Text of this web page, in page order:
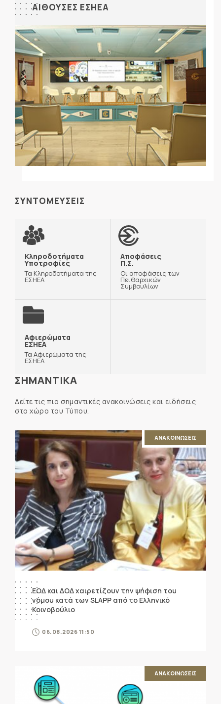
ΑΙΘΟΥΣΕΣ ΕΣΗΕΑ
ΣΥΝΤΟΜΕΥΣΕΙΣ
Κληροδοτήματα
Υποτροφίες
Τα Κληροδοτήματα της
ΕΣΗΕΑ
Αποφάσεις
Π.Σ.
Οι αποφάσεις των
Πειθαρχικών
Συμβουλίων
Αφιερώματα
ΕΣΗΕΑ
Τα Αφιερώματα της
ΕΣΗΕΑ
ΣΗΜΑΝΤΙΚΑ
Δείτε τις πιο σημαντικές ανακοινώσεις και ειδήσεις
στο χώρο του Τύπου.
ΑΝΑΚΟΙΝΩΣΕΙΣ
ΕΟΔ και ΔΟΔ χαιρετίζουν την ψήφιση του
νόμου κατά των SLAPP από το Ελληνικό
Κοινοβούλιο
06.08.2026 11:50
ΑΝΑΚΟΙΝΩΣΕΙΣ